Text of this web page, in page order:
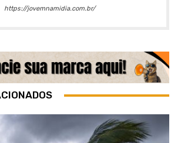
https://jovemnamidia.com.br/